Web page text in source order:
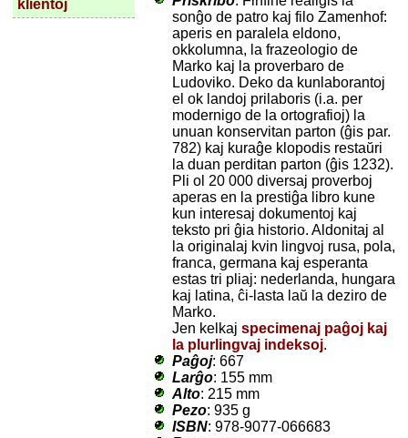
klientoj
sonĝo de patro kaj filo Zamenhof:
aperis en paralela eldono,
okkolumna, la frazeologio de
Marko kaj la proverbaro de
Ludoviko. Deko da kunlaborantoj
el ok landoj prilaboris (i.a. per
modernigo de la ortografioj) la
unuan konservitan parton (ĝis par.
782) kaj kuraĝe klopodis restaŭri
la duan perditan parton (ĝis 1232).
Pli ol 20 000 diversaj proverboj
aperas en la prestiĝa libro kune
kun interesaj dokumentoj kaj
teksto pri ĝia historio. Aldonitaj al
la originalaj kvin lingvoj rusa, pola,
franca, germana kaj esperanta
estas tri pliaj: nederlanda, hungara
kaj latina, ĉi-lasta laŭ la deziro de
Marko.
Jen kelkaj specimenaj paĝoj kaj
la plurlingvaj indeksoj.
Paĝoj: 667
Larĝo: 155 mm
Alto: 215 mm
Pezo: 935 g
ISBN: 978-9077-066683